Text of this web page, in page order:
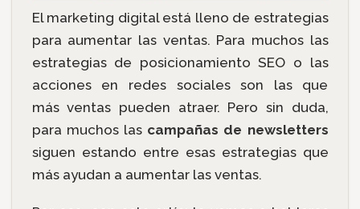
El marketing digital está lleno de estrategias
para aumentar las ventas. Para muchos las
estrategias de posicionamiento SEO o las
acciones en redes sociales son las que
más ventas pueden atraer. Pero sin duda,
para muchos las campañas de newsletters
siguen estando entre esas estrategias que
más ayudan a aumentar las ventas.